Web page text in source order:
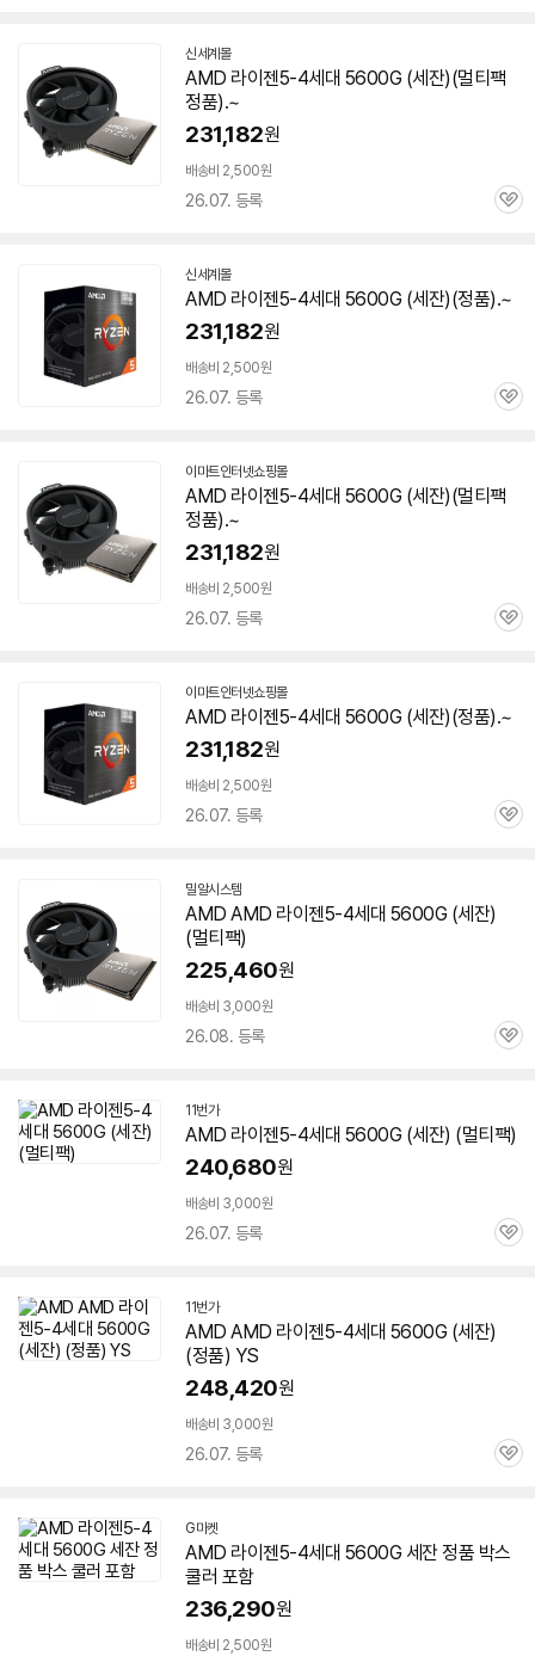
신세계몰
AMD 라이젠5-4세대 5600G (세잔)(멀티팩
정품).~
231,182원
배송비 2,500원
26.07. 등록
관
신세계몰
AMD 라이젠5-4세대 5600G (세잔)(정품).~
231,182원
배송비 2,500원
26.07. 등록
관
이마트인터넷쇼핑몰
AMD 라이젠5-4세대 5600G (세잔)(멀티팩
정품).~
231,182원
배송비 2,500원
26.07. 등록
관
이마트인터넷쇼핑몰
AMD 라이젠5-4세대 5600G (세잔)(정품).~
231,182원
배송비 2,500원
26.07. 등록
관
밀알시스템네
이
버
이
AMD AMD 라이젠5-4세대 5600G (세잔)
(멀티팩)
225,460원
배송비 3,000원
26.08. 등록
관
11번가
AMD 라이젠5-4세대 5600G (세잔) (멀티팩)
240,680원
배송비 3,000원
26.07. 등록
관
11번가
AMD AMD 라이젠5-4세대 5600G (세잔)
(정품) YS
248,420원
배송비 3,000원
26.07. 등록
관
G마켓
AMD 라이젠5-4세대 5600G 세잔정품 박스
쿨러 포함
236,290원
배송비 2,500원
세부정보 열기/접기